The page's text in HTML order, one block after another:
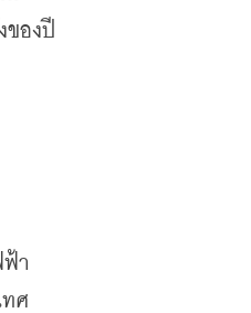
องปี
า
ทศ